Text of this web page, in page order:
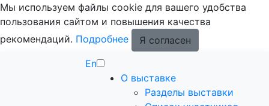
Мы используем файлы cookie для вашего удобства
пользования сайтом и повышения качества
рекомендаций. Подробнее
Я согласен
En
О выставке
Разделы выставки